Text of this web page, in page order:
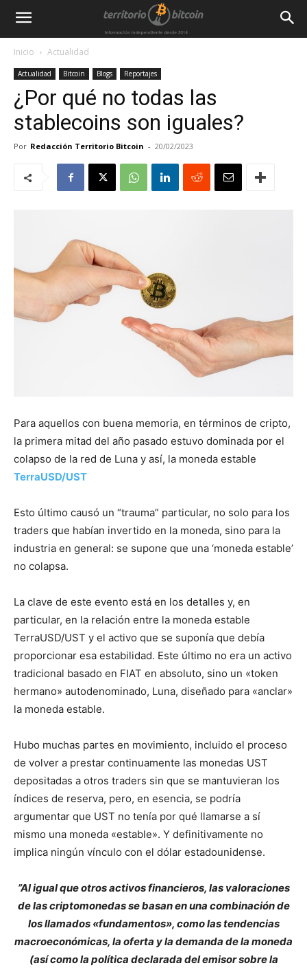
Inicio Actualidad
Actualidad Bitcoin Blogs Reportajes
¿Por qué no todas las
stablecoins son iguales?
Por Redacción Territorio Bitcoin - 20/02/2023
Para aquellos con buena memoria, en términos de cripto,
la primera mitad del año pasado estuvo dominada por el
colapso de la red de Luna y así, la moneda estable
TerraUSD/UST
Esto último causó un “trauma” particular, no solo para los
traders que habían invertido en la moneda, sino para la
industria en general: se supone que una ‘moneda estable’
no colapsa.
La clave de este evento está en los detalles y, en
particular, en la relación entre la moneda estable
TerraUSD/UST y el activo que se suponía que debía
proporcionar esa estabilidad. Este último no era un activo
tradicional basado en FIAT en absoluto, sino un «token
hermano» autodenominado, Luna, diseñado para «anclar»
la moneda estable.
Hubo muchas partes en movimiento, incluido el proceso
de volver a prestar continuamente las monedas UST
depositadas a otros traders sin que se mantuvieran los
índices de reserva, pero, en esencia, se podría
argumentar que UST no tenía por qué llamarse a sí
mismo una moneda «estable». Y definitivamente no
implica ningún vínculo con el dólar estadounidense.
”Al igual que otros activos financieros, las valoraciones
de las criptomonedas se basan en una combinación de
los llamados «fundamentos», como las tendencias
macroeconómicas, la oferta y la demanda de la moneda
(así como la política declarada del emisor sobre la